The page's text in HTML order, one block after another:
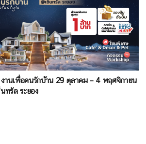
งานเพื่อคนรักบ้าน 29 ตุลาคม – 4 พฤศจิกายน
ทรัล ระยอง